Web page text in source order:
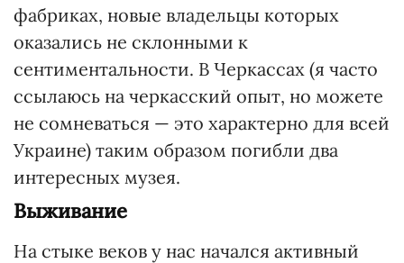
фабриках, новые владельцы которых
оказались не склонными к
сентиментальности. В Черкассах (я часто
ссылаюсь на черкасский опыт, но можете
не сомневаться — это характерно для всей
Украине) таким образом погибли два
интересных музея.
Выживание
На стыке веков у нас начался активный